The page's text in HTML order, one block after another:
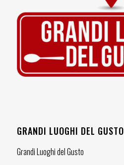
GRANDI LUOGHI DEL GUSTO
Grandi Luoghi del Gusto